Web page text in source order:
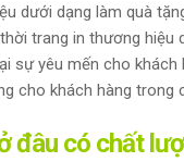
dưới dạng làm quà
trang in thương
sự yêu mến cho
cho khách hàng trong
đâu có chất